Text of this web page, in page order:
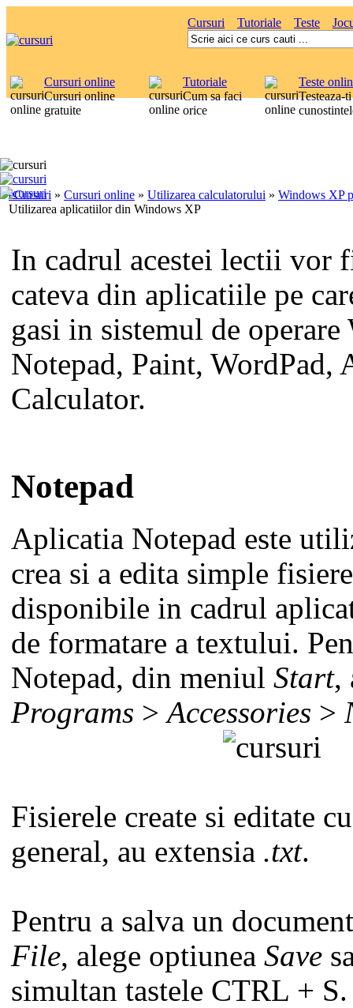
Cursuri Tutoriale Teste
Cursuri online
Cursuri online
gratuite
Tutoriale
Cum sa faci
orice
Teste
Testeaza-ti
eCursuri » Cursuri online » Utilizarea calculatorului » Windows XP
Utilizarea aplicatiilor din Windows XP
In cadrul acestei lectii vor
cateva din aplicatiile pe
gasi in sistemul de
Notepad, Paint, WordPad,
Calculator.
Notepad
Aplicatia Notepad este
crea si a edita simple
disponibile in cadrul
de formatare a textului.
Notepad, din meniulStart,
Programs >Accessories >
Fisierele create si editate
general, au extensia .txt.
Pentru a salva un
File, alege optiuneaSave
simultan tastele CTRL + S.